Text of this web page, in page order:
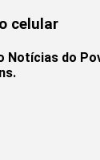
celular
Notícias do